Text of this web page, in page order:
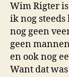
Wim Rigter
ik nog
nog geen
geen
en ook nog
Want dat